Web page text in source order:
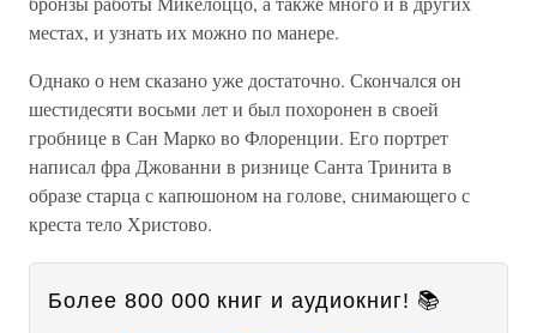
местах, и узнать их можно по манере.
Однако о нем сказано уже достаточно. Скончался он
шестидесяти восьми лет и был похоронен в своей
гробнице в Сан Марко во Флоренции. Его портрет
написал фра Джованни в ризнице Санта Тринита в
образе старца с капюшоном на голове, снимающего с
креста тело Христово.
Более 800 000 книг и аудиокниг! 📚